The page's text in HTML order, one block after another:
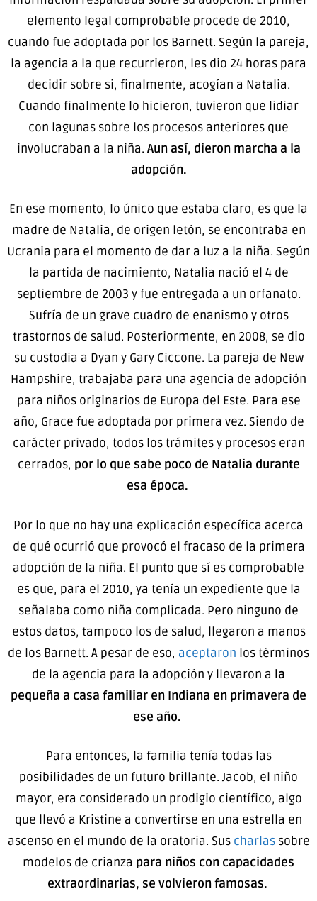
elemento legal comprobable procede de 2010,
cuando fue adoptada por los Barnett. Según la pareja,
la agencia a la que recurrieron, les dio 24 horas para
decidir sobre si, finalmente, acogían a Natalia.
Cuando finalmente lo hicieron, tuvieron que lidiar
con lagunas sobre los procesos anteriores que
involucraban a la niña. Aun así, dieron marcha a la
adopción.
En ese momento, lo único que estaba claro, es que la
madre de Natalia, de origen letón, se encontraba en
Ucrania para el momento de dar a luz a la niña. Según
la partida de nacimiento, Natalia nació el 4 de
septiembre de 2003 y fue entregada a un orfanato.
Sufría de un grave cuadro de enanismo y otros
trastornos de salud. Posteriormente, en 2008, se dio
su custodia a Dyan y Gary Ciccone. La pareja de New
Hampshire, trabajaba para una agencia de adopción
para niños originarios de Europa del Este. Para ese
año, Grace fue adoptada por primera vez. Siendo de
carácter privado, todos los trámites y procesos eran
cerrados, por lo que sabe poco de Natalia durante
esa época.
Por lo que no hay una explicación específica acerca
de qué ocurrió que provocó el fracaso de la primera
adopción de la niña. El punto que sí es comprobable
es que, para el 2010, ya tenía un expediente que la
señalaba como niña complicada. Pero ninguno de
estos datos, tampoco los de salud, llegaron a manos
de los Barnett. A pesar de eso, aceptaron los términos
de la agencia para la adopción y llevaron a la
pequeña a casa familiar en Indiana en primavera de
ese año.
Para entonces, la familia tenía todas las
posibilidades de un futuro brillante. Jacob, el niño
mayor, era considerado un prodigio científico, algo
que llevó a Kristine a convertirse en una estrella en
ascenso en el mundo de la oratoria. Sus charlassobre
modelos de crianza para niños con capacidades
extraordinarias, se volvieron famosas.